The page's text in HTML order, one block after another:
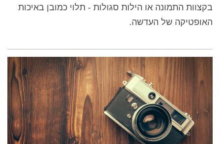
בקצוות התמונה או הילות סגולות - תלוי כמובן באיכות
האופטיקה של העדשה.